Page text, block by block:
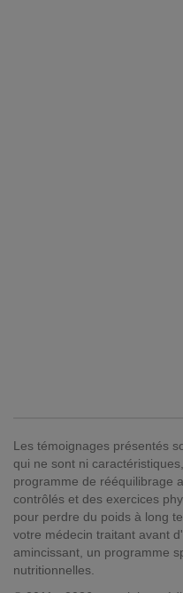
Les témoignages présentés
qui ne sont ni
programme de rééquilibrage
contrôlés et des exercices
pour perdre du poids à long
votre médecin traitant avant
amincissant, un programme
nutritionnelles.